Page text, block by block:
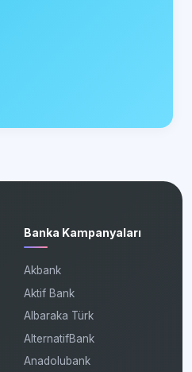
Banka Kampanyaları
Akbank
Aktif Bank
Albaraka Türk
AlternatifBank
Anadolubank